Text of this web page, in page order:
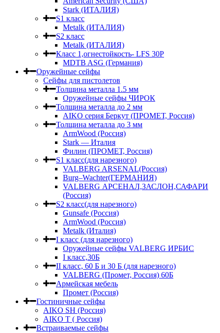
Stark (ИТАЛИЯ)
S1 класс
Metalk (ИТАЛИЯ)
S2 класс
Metalk (ИТАЛИЯ)
Класс 1,огнестойкость- LFS 30P
MDTB ASG (Германия)
Оружейные сейфы
Сейфы для пистолетов
Толщина металла 1.5 мм
Оружейные сейфы ЧИРОК
Толщина металла до 2 мм
AIKO серия Беркут (ПРОМЕТ, Россия)
Толщина металла до 3 мм
ArmWood (Россия)
Stark — Италия
Филин (ПРОМЕТ, Россия)
S1 класс(для нарезного)
VALBERG ARSENAL(Россия)
Burg–Wachter(ГЕРМАНИЯ)
VALBERG АРСЕНАЛ,ЗАСЛОН,САФАРИ
(Россия)
S2 класс(для нарезного)
Gunsafe (Россия)
ArmWood (Россия)
Metalk (Италия)
I класс (для нарезного)
Оружейные сейфы VALBERG ИРБИС
I класс,30Б
II класс, 60 Б и 30 Б (для нарезного)
VALBERG (Промет, Россия) 60Б
Армейская мебель
Промет (Россия)
Гостиничные сейфы
AIKO SH (Россия)
AIKO Т ( Россия)
Встраиваемые сейфы